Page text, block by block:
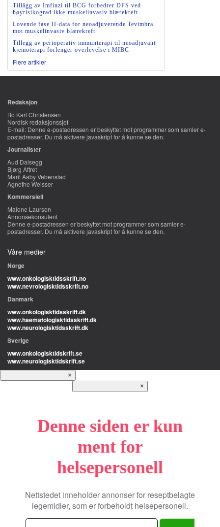
Tillägg av Imfinzi til BCG forbedrer DFS ved
høyrisikograd ikke-muskelinvasiv blærekreft
Lovende fase II-data for neoadjuverende Tevimbra
mot muskelinvasiv blærekreft
Tillegg av perioperativ immunterapi til neoadjuvant
kjemoterapi forlenger overlevelse i MIBC
Flere artikler
Redaksjon
Bo Karl Christensen
Nordisk redaksjonssjef
E-mail: Denne e-postadressen er beskyttet mot programmer som samler e-
postadresser. Du må aktivere javaskript for å kunne se den.
Journalister
Aud Dalsegg
Bjørg Aftret
Marit Aaby Vebenstad
Agnethe Weisser
Kommersiell
Malene Laursen
Annonsekonsulent
Denne e-postadressen er beskyttet mot programmer som samler e-
postadresser. Du må aktivere javaskript for å kunne se den.
Våre medier
Norge
www.onkologisktidsskrift.no
www.nevrologisktidsskrift.no
Danmark
www.onkologisktidsskrift.dk
www.haematologisktidsskrift.dk
www.neurologisktidsskrift.dk
Sverige
www.onkologisktidskrift.se
www.neurologisktidskrift.se
×
×
Denne siden er kun
ment for
helsepersonell
Nettstedet inneholder annonser for reseptbelagte
legemidler, som er forbeholdt helsepersonell.